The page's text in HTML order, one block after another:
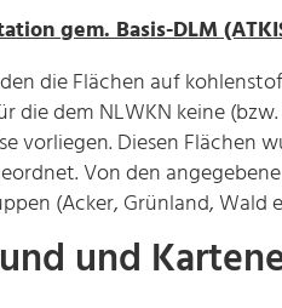
gem. Basis-DLM
die Flächen auf
die dem NLWKN keine
vorliegen. Diesen Flächen
Von den
(Acker, Grünland, Wald
und